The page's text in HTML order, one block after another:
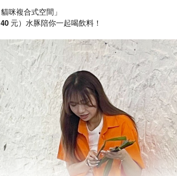
咪複合式空間」
元）水豚陪你一起喝飲料！